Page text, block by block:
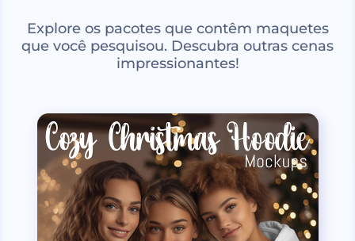
Explore os pacotes que contêm maquetes
que você pesquisou. Descubra outras cenas
impressionantes!